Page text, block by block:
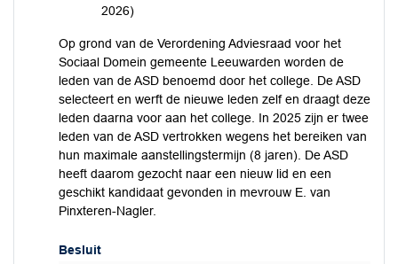
2026)
Op grond van de Verordening Adviesraad voor het
Sociaal Domein gemeente Leeuwarden worden de
leden van de ASD benoemd door het college. De ASD
selecteert en werft de nieuwe leden zelf en draagt deze
leden daarna voor aan het college. In 2025 zijn er twee
leden van de ASD vertrokken wegens het bereiken van
hun maximale aanstellingstermijn (8 jaren). De ASD
heeft daarom gezocht naar een nieuw lid en een
geschikt kandidaat gevonden in mevrouw E. van
Pinxteren-Nagler.
Besluit